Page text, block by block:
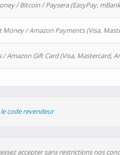
/ Bitcoin / Paysera (EasyPay,
/ Amazon Payments (Visa,
Amazon Gift Card (Visa, Mastercard,
code revendeur
accepter sans restrictions nos